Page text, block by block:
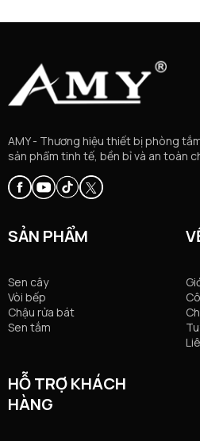
AMY - Thương hiệu thiết bị phòng
sản phẩm tinh tế, bền bỉ và an toàn
SẢN PHẨM
Sen cây
Vòi bếp
Chậu rửa bát
Sen tắm
HỖ TRỢ KHÁCH
HÀNG